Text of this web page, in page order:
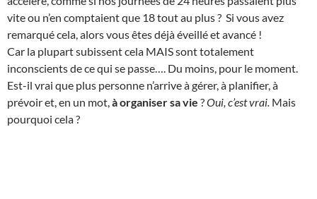
vite ou n’en comptaient que 18 tout au plus ? Si vous avez
remarqué cela, alors vous êtes déjà éveillé et avancé !
Car la plupart subissent cela MAIS sont totalement
inconscients de ce qui se passe…. Du moins, pour le moment.
Est-il vrai que plus personne n’arrive à gérer, à planifier, à
prévoir et, en un mot, à organiser sa vie ?Oui, c’est vrai. Mais
pourquoi cela ?